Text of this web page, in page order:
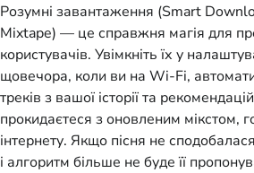
Розумні завантаження (Smart
Mixtape) — це справжня магія для
користувачів. Увімкніть їх у
щовечора, коли ви на Wi-Fi,
треків з вашої історії та
прокидаєтеся з оновленим мікстом,
інтернету. Якщо пісня не
і алгоритм більше не буде її